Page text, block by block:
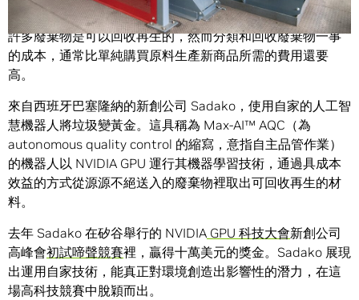
其中多數最終傾倒在垃圾掩埋場裡。
許多廢棄物是可以回收再生的，然而分類和回收廢棄物一事
的成本，通常比單純購買原料生產新商品所需的費用還要
高。
來自西班牙巴塞隆納的新創公司 Sadako，使用自家的人工智
慧機器人將垃圾變黃金。這具稱為 Max-AI™ AQC（為
autonomous quality control 的縮寫，意指自主品管作業）
的機器人以 NVIDIA GPU 運行其機器學習技術，通過具成本
效益的方式從源源不絕送入的廢棄物裡取出可回收再生的材
料。
去年 Sadako 在矽谷舉行的 NVIDIA GPU 科技大會新創公司
高峰會初試啼聲競賽裡，贏得十萬美元的獎金。Sadako 展現
出運用自家技術，能真正對環境創造出影響性的潛力，在這
場高科技競賽中脫穎而出。